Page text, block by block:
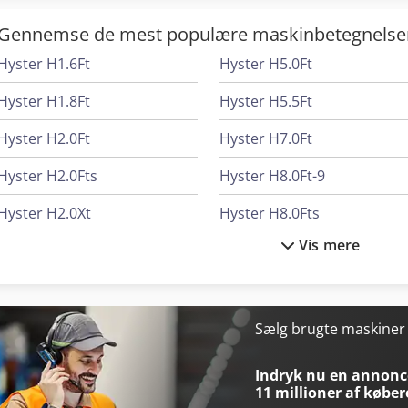
de mest populære
H1.6Ft
H1.8Ft
H2.0Ft
H2.0Fts
H2.0Xt
H3.0Xt
H3.5Ut
Hyster H5.0Ft
Hyster H5.5Ft
Hyster H7.0Ft
Hyster H8.0Ft-9
Hyster H8.0Fts
Hyster J1.8Xnt (Mwb)
Hyster P1.8
Hyster Reach Truck
Vis mere
Sælg brugte
Indryk nu en
11 millioner af